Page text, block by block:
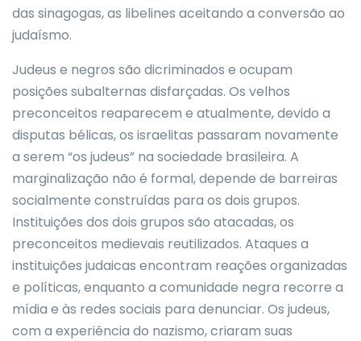
das sinagogas, as libelines aceitando a conversão ao
judaísmo.
Judeus e negros são dicriminados e ocupam
posições subalternas disfarçadas. Os velhos
preconceitos reaparecem e atualmente, devido a
disputas bélicas, os israelitas passaram novamente
a serem “os judeus” na sociedade brasileira. A
marginalização não é formal, depende de barreiras
socialmente construídas para os dois grupos.
Instituições dos dois grupos são atacadas, os
preconceitos medievais reutilizados. Ataques a
instituições judaicas encontram reações organizadas
e políticas, enquanto a comunidade negra recorre a
mídia e às redes sociais para denunciar. Os judeus,
com a experiência do nazismo, criaram suas